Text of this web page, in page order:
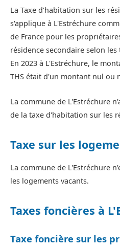
La Taxe d'habitation sur les
s'applique à L'Estréchure
de France pour les
résidence secondaire selon
En 2023 à L'Estréchure, le
THS était d'un montant nul ou
La commune de L'Estréchure
de la taxe d'habitation sur les
Taxe sur les
La commune de L'Estréchure
les logements vacants.
Taxes foncières à
Taxe foncière sur les